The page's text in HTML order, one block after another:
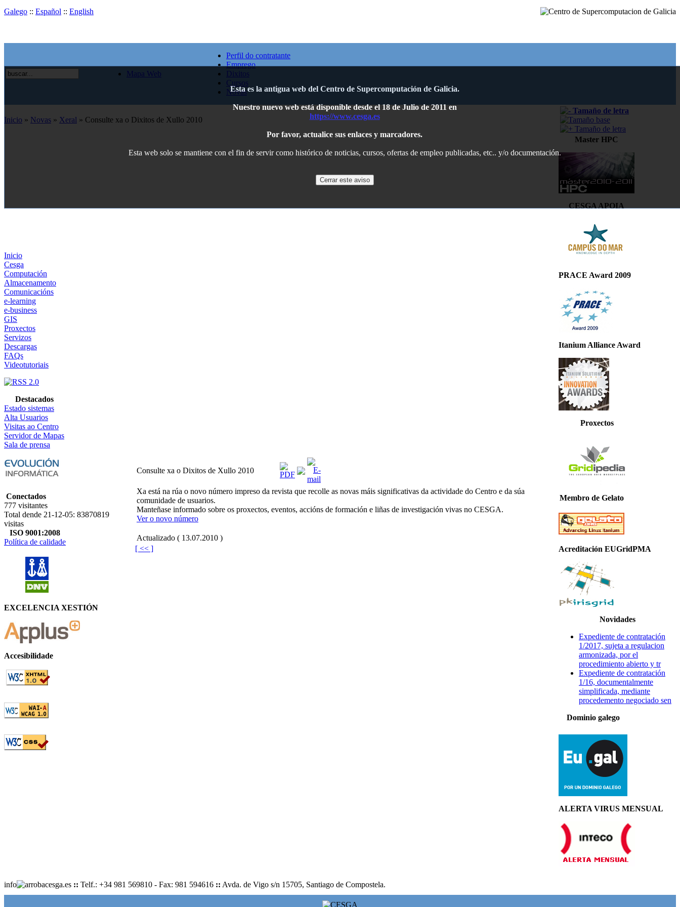
Esta es la antigua web del Centro de Supercomputación de Galicia.
Nuestro nuevo web está disponible desde el 18 de Julio de 2011 en
https://www.cesga.es
Por favor, actualice sus enlaces y marcadores.
Esta web solo se mantiene con el fin de servir como histórico de noticias, cursos, ofertas de empleo publicadas, etc.. y/o documentación.
Galego :: Español :: English
Mapa Web
Perfil do contratante
Emprego
Dixitos
Cursos
Novas
Inicio » Novas » Xeral » Consulte xa o Dixitos de Xullo 2010
Inicio
Cesga
Computación
Almacenamento
Comunicacións
e-learning
e-business
GIS
Proxectos
Servizos
Descargas
FAQs
Videotutoriais
Destacados
Estado sistemas
Alta Usuarios
Visitas ao Centro
Servidor de Mapas
Sala de prensa
Conectados
777 visitantes
Total dende 21-12-05: 83870819
visitas
ISO 9001:2008
Política de calidade
EXCELENCIA XESTIÓN
Accesibilidade
Consulte xa o Dixitos de Xullo 2010
Xa está na rúa o novo número impreso da revista que recolle as novas máis significativas da actividade do Centro e da súa
comunidade de usuarios.
Manteñase informado sobre os proxectos, eventos, accións de formación e liñas de investigación vivas no CESGA.
Ver o novo número
Actualizado ( 13.07.2010 )
[ << ]
Master HPC
CESGA APOIA
PRACE Award 2009
Itanium Alliance Award
Proxectos
Membro de Gelato
Acreditación EUGridPMA
Novidades
Expediente de contratación
1/2017, sujeta a regulacion
armonizada, por el
procedimiento abierto y tr
Expediente de contratación
1/16, documentalmente
simplificada, mediante
procedemento negociado sen
Dominio galego
ALERTA VIRUS MENSUAL
info cesga.es :: Telf.: +34 981 569810 - Fax: 981 594616 :: Avda. de Vigo s/n 15705, Santiago de Compostela.